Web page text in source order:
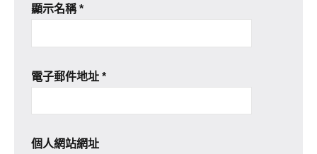
顯示名稱*
電子郵件地址 *
個人網站網址